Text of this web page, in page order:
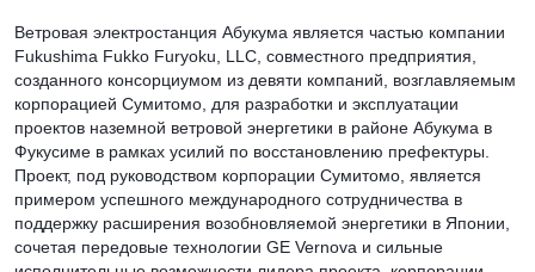
Ветровая электростанция Абукума является частью компании
Fukushima Fukko Furyoku, LLC, совместного предприятия,
созданного консорциумом из девяти компаний, возглавляемым
корпорацией Сумитомо, для разработки и эксплуатации
проектов наземной ветровой энергетики в районе Абукума в
Фукусиме в рамках усилий по восстановлению префектуры.
Проект, под руководством корпорации Сумитомо, является
примером успешного международного сотрудничества в
поддержку расширения возобновляемой энергетики в Японии,
сочетая передовые технологии GE Vernova и сильные